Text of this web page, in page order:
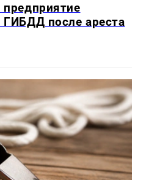
после ареста